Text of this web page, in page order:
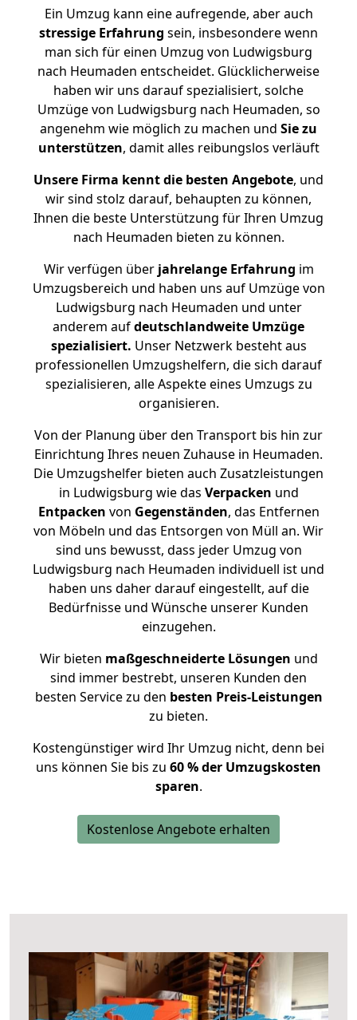
Ein Umzug kann eine aufregende, aber auch
stressige Erfahrung sein, insbesondere wenn
man sich für einen Umzug von Ludwigsburg
nach Heumaden entscheidet. Glücklicherweise
haben wir uns darauf spezialisiert, solche
Umzüge von Ludwigsburg nach Heumaden, so
angenehm wie möglich zu machen und Sie zu
unterstützen, damit alles reibungslos verläuft
Unsere Firma kennt die besten Angebote, und
wir sind stolz darauf, behaupten zu können,
Ihnen die beste Unterstützung für Ihren Umzug
nach Heumaden bieten zu können.
Wir verfügen überjahrelange Erfahrung im
Umzugsbereich und haben uns auf Umzüge von
Ludwigsburg nach Heumaden und unter
anderem aufdeutschlandweite Umzüge
spezialisiert. Unser Netzwerk besteht aus
professionellen Umzugshelfern, die sich darauf
spezialisieren, alle Aspekte eines Umzugs zu
organisieren.
Von der Planung über den Transport bis hin zur
Einrichtung Ihres neuen Zuhause in Heumaden.
Die Umzugshelfer bieten auch Zusatzleistungen
in Ludwigsburg wie das Verpacken und
Entpacken von Gegenständen, das Entfernen
von Möbeln und das Entsorgen von Müll an. Wir
sind uns bewusst, dass jeder Umzug von
Ludwigsburg nach Heumaden individuell ist und
haben uns daher darauf eingestellt, auf die
Bedürfnisse und Wünsche unserer Kunden
einzugehen.
Wir bieten maßgeschneiderte Lösungen und
sind immer bestrebt, unseren Kunden den
besten Service zu den besten Preis-Leistungen
zu bieten.
Kostengünstiger wird Ihr Umzug nicht, denn bei
uns können Sie bis zu 60 % der Umzugskosten
sparen.
Kostenlose Angebote erhalten